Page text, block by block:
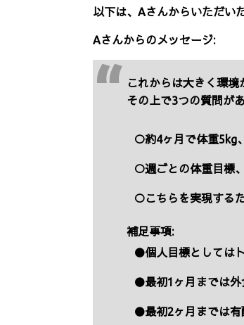
以下は、Aさんからいただい
Aさんからのメッセージ:
これからは大きく環境
その上で3つの質問が
○約4ヶ月で体重5kg
○週ごとの体重目標
○こちらを実現する
補足事項:
●個人目標としては
●最初1ヶ月までは外
●最初2ヶ月までは有